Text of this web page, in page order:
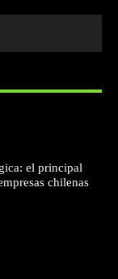
el principal
chilenas